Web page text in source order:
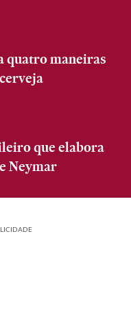
quatro maneiras
que elabora
Neymar